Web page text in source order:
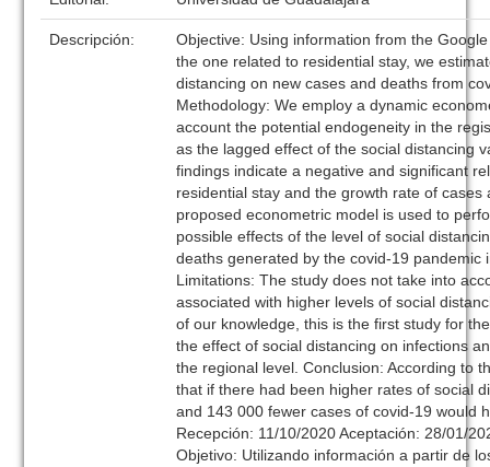
Descripción:
Objective: Using information from the
the one related to residential stay, we
distancing on new cases and deaths from
Methodology: We employ a dynamic
account the potential endogeneity in the
as the lagged effect of the social distancing
findings indicate a negative and significant
residential stay and the growth rate of
proposed econometric model is used to
possible effects of the level of social
deaths generated by the covid-19 pandemic
Limitations: The study does not take into
associated with higher levels of social
of our knowledge, this is the first study for
the effect of social distancing on infections
the regional level. Conclusion: According to
that if there had been higher rates of social
and 143 000 fewer cases of covid-19 would
Recepción: 11/10/2020 Aceptación: 28/01/
Objetivo: Utilizando información a partir de